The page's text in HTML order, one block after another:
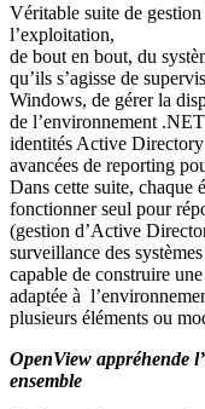
Véritable suite de
l’exploitation,
de bout en bout, du
qu’ils s’agisse de
Windows, de gérer la
de l’environnement
identités Active
avancées de reporting
Dans cette suite, chaque
fonctionner seul pour
(gestion d’Active
surveillance des
capable de construire
adaptée à
plusieurs éléments ou
OpenView appréhende
ensemble